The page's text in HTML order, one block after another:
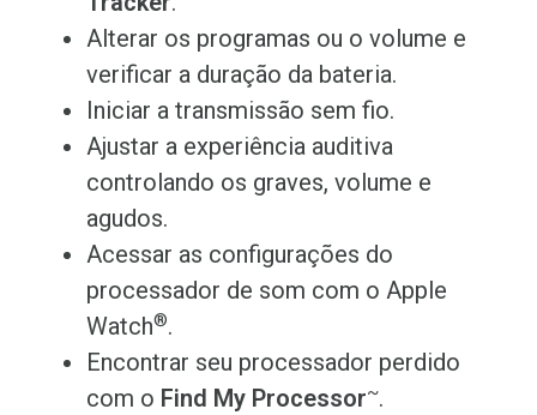
Alterar os programas ou o volume e
verificar a duração da bateria.
Iniciar a transmissão sem fio.
Ajustar a experiência auditiva
controlando os graves, volume e
agudos.
Acessar as configurações do
processador de som com o Apple
Watch®.
Encontrar seu processador perdido
com o Find My Processor~.